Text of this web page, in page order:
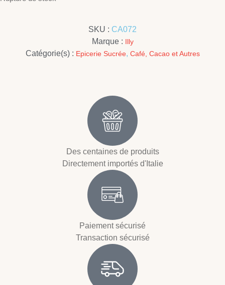
SKU : CA072
Marque : Illy
Catégorie(s) : Epicerie Sucrée, Café, Cacao et Autres
Des centaines de produits
Directement importés d'Italie
Paiement sécurisé
Transaction sécurisé